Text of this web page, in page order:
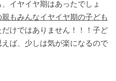
イヤイヤ期はあったでしょ
もみんなイヤイヤ期の子ども
だけではありません！！！子ど
ば、少しは気が楽になるので